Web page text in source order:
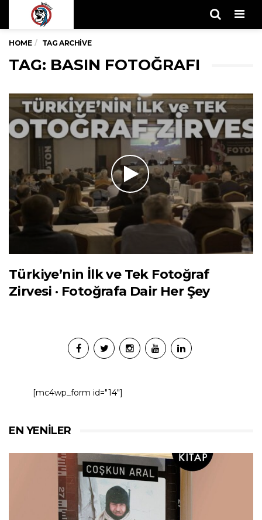
HOME TAG ARCHIVE
TAG: BASIN FOTOĞRAFI
Türkiye’nin İlk ve Tek Fotoğraf
Zirvesi · Fotoğrafa Dair Her Şey
[mc4wp_form id="14"]
EN YENILER